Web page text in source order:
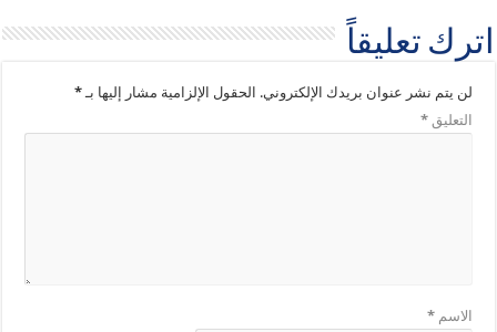
اترك تعليقاً
لن يتم نشر عنوان بريدك الإلكتروني. الحقول الإلزامية مشار إليها بـ*
التعليق*
الاسم*